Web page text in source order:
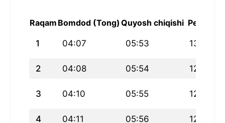
Raqam Bomdod (Tong) Quyosh chiqishi Peshin
1 04:07 05:53 13:00
2 04:08 05:54 12:59
3 04:10 05:55 12:59
4 04:11 05:56 12:59